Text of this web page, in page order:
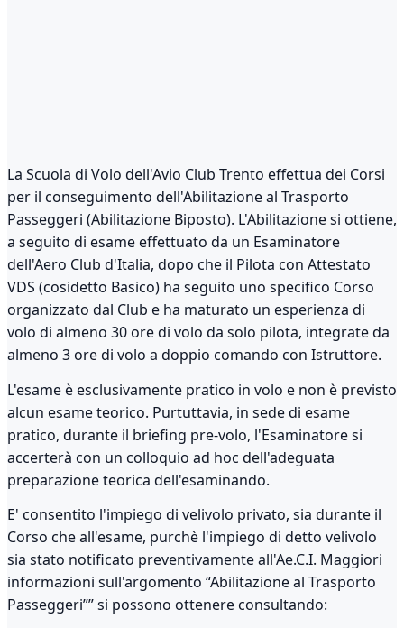
La Scuola di Volo dell'Avio Club Trento effettua dei Corsi
per il conseguimento dell'Abilitazione al Trasporto
Passeggeri (Abilitazione Biposto). L'Abilitazione si ottiene,
a seguito di esame effettuato da un Esaminatore
dell'Aero Club d'Italia, dopo che il Pilota con Attestato
VDS (cosidetto Basico) ha seguito uno specifico Corso
organizzato dal Club e ha maturato un esperienza di
volo di almeno 30 ore di volo da solo pilota, integrate da
almeno 3 ore di volo a doppio comando con Istruttore.
L'esame è esclusivamente pratico in volo e non è previsto
alcun esame teorico. Purtuttavia, in sede di esame
pratico, durante il briefing pre-volo, l'Esaminatore si
accerterà con un colloquio ad hoc dell'adeguata
preparazione teorica dell'esaminando.
E' consentito l'impiego di velivolo privato, sia durante il
Corso che all'esame, purchè l'impiego di detto velivolo
sia stato notificato preventivamente all'Ae.C.I. Maggiori
informazioni sull'argomento “Abilitazione al Trasporto
Passeggeri”” si possono ottenere consultando: